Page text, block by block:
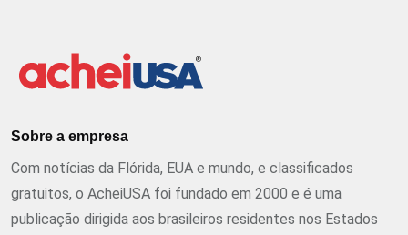
Sobre a empresa
Com notícias da Flórida, EUA e mundo, e classificados
gratuitos, o AcheiUSA foi fundado em 2000 e é uma
publicação dirigida aos brasileiros residentes nos Estados